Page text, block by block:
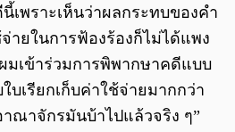
เพราะเห็นว่าผลกระทบของคำ
ายในการฟ้องร้องก็ไม่ได้แพง
เข้าร่วมการพิพากษาคดีแบบ
บเรียกเก็บค่าใช้จ่ายมากกว่า
ณาจักรมันบ้าไปแล้วจริง ๆ”